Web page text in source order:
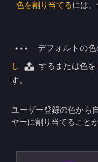
色を割り当てるには、
デフォルトの
し するまたは色を
す。
ユーザー登録の色から
ヤーに割り当てること